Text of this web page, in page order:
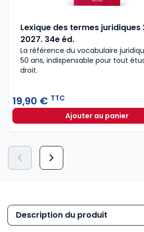
Lexique des termes juridiques
2027. 34e éd.
La référence du vocabulaire
50 ans, indispensable pour tout
droit.​
19,90 € TTC
Ajouter au panier
Lexique des
Description du produit